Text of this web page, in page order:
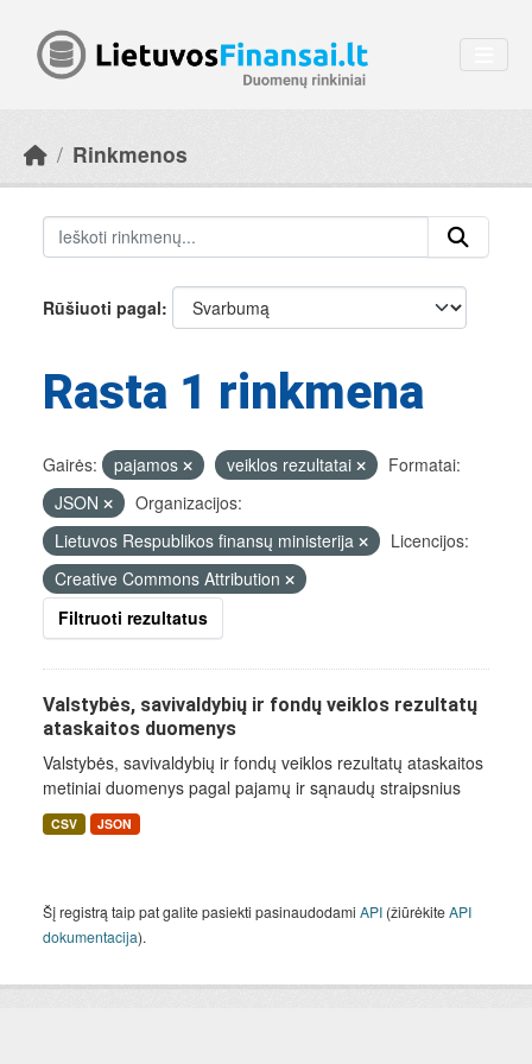
Rinkmenos
Rūšiuoti pagal
Rasta 1 rinkmena
Gairės: pajamos veiklos rezultatai
Formatai:
JSON
Organizacijos:
Lietuvos Respublikos finansų ministerija
Licencijos:
Creative Commons Attribution
Filtruoti rezultatus
Valstybės, savivaldybių ir fondų veiklos rezultatų
ataskaitos duomenys
Valstybės, savivaldybių ir fondų veiklos rezultatų ataskaitos
metiniai duomenys pagal pajamų ir sąnaudų straipsnius
CSV JSON
Šį registrą taip pat galite pasiekti pasinaudodami API (žiūrėkiteAPI
dokumentacija).